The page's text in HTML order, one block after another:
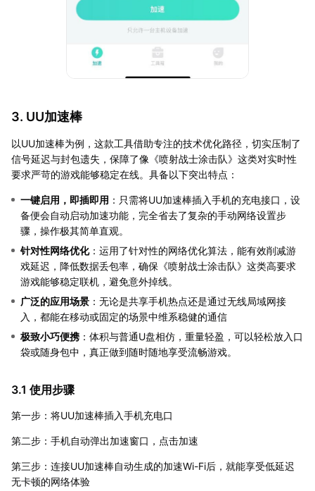
3. UU加速棒
以UU加速棒为例，这款工具借助专注的技术优化路径，切实压制了
信号延迟与封包遗失，保障了像《喷射战士涂击队》这类对实时性
要求严苛的游戏能够稳定在线。具备以下突出特点：
一键启用，即插即用 ：只需将UU加速棒插入手机的充电接口，设
备便会自动启动加速功能，完全省去了复杂的手动网络设置步
骤，操作极其简单直观。
针对性网络优化：运用了针对性的网络优化算法，能有效削减游
戏延迟，降低数据丢包率，确保《喷射战士涂击队》这类高要求
游戏能够稳定联机，避免意外掉线。
广泛的应用场景 ：无论是共享手机热点还是通过无线局域网接
入，都能在移动或固定的场景中维系稳健的通信
极致小巧便携 ：体积与普通U盘相仿，重量轻盈，可以轻松放入口
袋或随身包中，真正做到随时随地享受流畅游戏。
3.1 使用步骤
第一步：将UU加速棒插入手机充电口
第二步：手机自动弹出加速窗口，点击加速
第三步：连接UU加速棒自动生成的加速Wi-Fi后，就能享受低延迟
无卡顿的网络体验